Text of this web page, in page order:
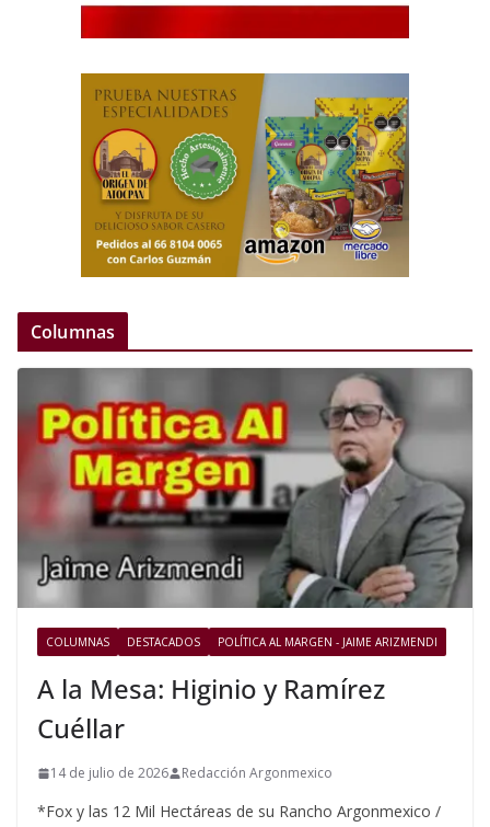
Columnas
COLUMNAS DESTACADOS POLÍTICA AL MARGEN - JAIME ARIZMENDI
A la Mesa: Higinio y Ramírez
Cuéllar
14 de julio de 2026 Redacción Argonmexico
*Fox y las 12 Mil Hectáreas de su Rancho Argonmexico /